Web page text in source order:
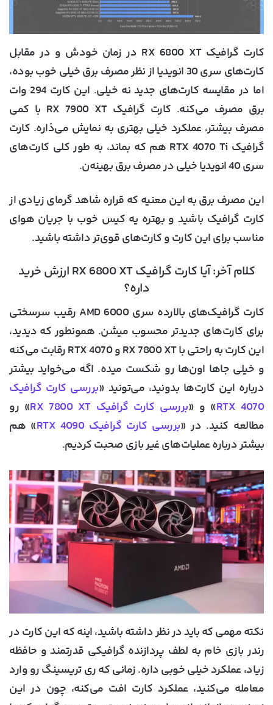
کارت گرافیک RX 6800 XT در زمان خودش و در مقابل
کارت‌های سری 30 انویدیا از نظر مصرف برق خیلی خوب بوده،
اما در مقایسه کارت‌های جدید نه خیلی. این کارت 294 وات
برق مصرف می‌کنه. کارت گرافیک RX 7900 XT با کمی
مصرف بیشتر، عملکرد خیلی بهتری به نمایش می‌ذاره. کارت
گرافیک RTX 4070 Ti هم که بماند، به طور کلی کارت‌های
سری 40 انویدیا خیلی در مصرف برق بهینه‌ن.
این مصرف برق به این معنیه که قراره شاهد گرمای زیادی از
کارت گرافیک باشید و بهتره یه کیس خوب با جریان هوای
مناسب برای این کارت و کارت‌های قوی‌تر داشته باشید.
کلام آخر: آیا کارت گرافیک RX 6800 XT ارزش خرید
داره؟
کارت گرافیک‌های بالارده سری 6000 AMD رقیب سرسختی
برای کارت‌های جدیدتر محسوب میشن. همونطور که دیدید،
این کارت به راحتی با RX 7800 XT و RTX 4070 رقابت می‌کنه
و خیلی جاها اون‌ها رو شکست میده. اگه می‌خواید بیشتر
درباره این کارت‌ها بدونید، می‌تونید «بررسی کارت گرافیک
RTX 4070» و «بررسی کارت گرافیک RX 7800 XT
» رو
مطالعه کنید. در «بررسی کارت گرافیک RTX 4090
» هم
بیشتر درباره عملیات‌های غیر بازی صحبت کردیم.
نکته مهمی که باید در نظر داشته باشید، اینه که این کارت در
رندر بازی خام به لطف پردازنده گرافیکی قدرتمند و حافظه
زیاد، عملکرد خیلی خوبی داره. زمانی که ری تریسینگ رو وارد
معامله می‌کنید، عملکرد کارت افت می‌کنه، چون در این